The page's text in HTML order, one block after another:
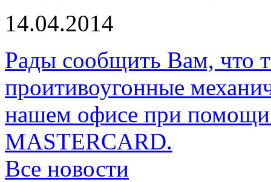
14.04.2014
Рады сообщить Вам, что
проитивоугонные
нашем офисе при помощи
MASTERCARD.
Все новости